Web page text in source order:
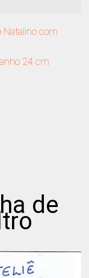
Natalino com
24 cm
de